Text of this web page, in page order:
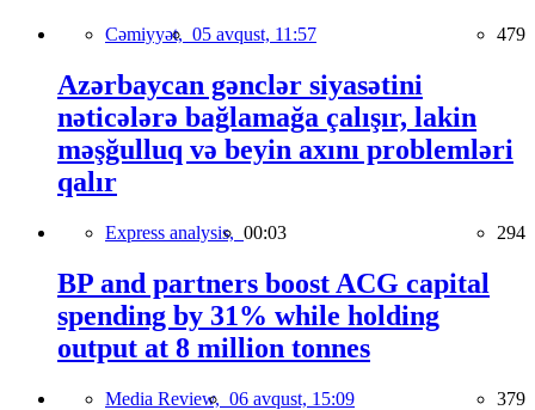
Cəmiyyət, 05 avqust, 11:57 479
Azərbaycan gənclər siyasətini
nəticələrə bağlamağa çalışır, lakin
məşğulluq və beyin axını problemləri
qalır
Express analysis, 00:03 294
BP and partners boost ACG capital
spending by 31% while holding
output at 8 million tonnes
Media Review, 06 avqust, 15:09 379